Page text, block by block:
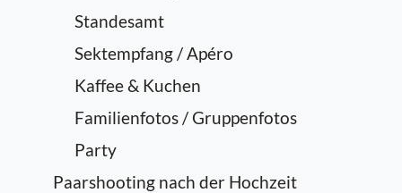
Standesamt
Sektempfang / Apéro
Kaffee & Kuchen
Familienfotos / Gruppenfotos
Party
Paarshooting nach der Hochzeit